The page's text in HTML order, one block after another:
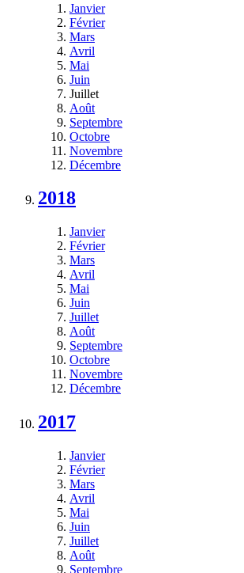
Janvier
Février
Mars
Avril
Mai
Juin
Juillet
Août
Septembre
Octobre
Novembre
Décembre
2018
Janvier
Février
Mars
Avril
Mai
Juin
Juillet
Août
Septembre
Octobre
Novembre
Décembre
2017
Janvier
Février
Mars
Avril
Mai
Juin
Juillet
Août
Septembre